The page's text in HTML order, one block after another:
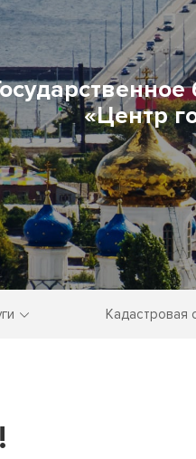
«Центр
Кадастровая